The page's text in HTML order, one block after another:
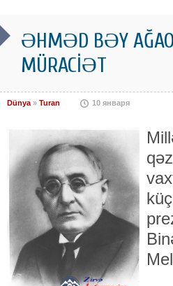
ƏHMƏD BƏY
MÜRACİƏT
Dünya » Turan 10 января